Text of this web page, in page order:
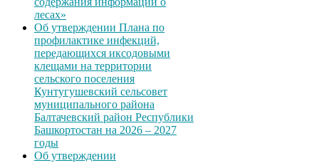
лесах»
Об утверждении Плана по
профилактике инфекций,
передающихся иксодовыми
клещами на территории
сельского поселения
Кунтугушевский сельсовет
муниципального района
Балтачевский район Республики
Башкортостан на 2026 – 2027
годы
Об утверждении